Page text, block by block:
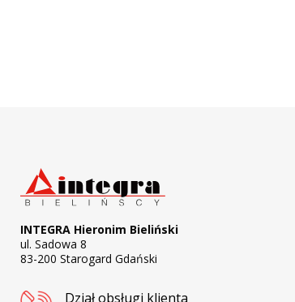
INTEGRA Hieronim Bieliński
ul. Sadowa 8
83-200 Starogard Gdański
Dział obsługi klienta